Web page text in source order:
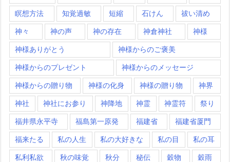
瞑想方法 知覚過敏 短縮 石けん 祓い清め
神々 神の声 神の存在 神倉神社 神様
神様ありがとう 神様からのご褒美
神様からのプレゼント 神様からのメッセージ
神様からの贈り物 神様の化身 神様の贈り物 神界
神社 神社にお参り 神降地 神霊 神霊符 祭り
福井県永平寺 福島第一原発 福建省 福建省厦門
福来たる 私の人生 私の大好きな 私の目 私の耳
私利私欲 秋の味覚 秋分 秘伝 穀物 穀雨